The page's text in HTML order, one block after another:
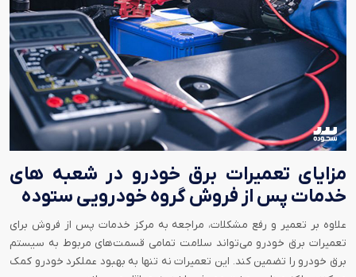
مزایای تعمیرات برق خودرو در شعبه های
خدمات پس از فروش گروه خودرویی ستوده
علاوه بر تعمیر و رفع مشکلات، مراجعه به مرکز خدمات پس از فروش برای
تعمیرات برق خودرو می‌تواند سلامت تمامی قسمت‌های مربوط به سیستم
برق خودرو را تضمین کند. این تعمیرات نه تنها به بهبود عملکرد خودرو کمک